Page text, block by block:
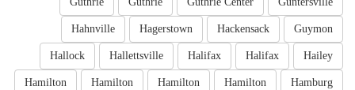
Guymon
Hackensack
Hagerstown
Hahnville
Hailey
Halifax
Halifax
Hallettsville
Hallock
Hamburg
Hamilton
Hamilton
Hamilton
Hamilton